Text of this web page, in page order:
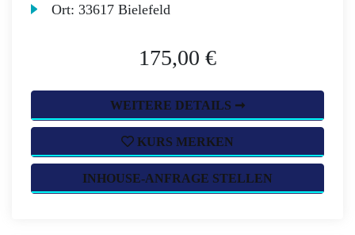
Ort:33617 Bielefeld
175,00 €
WEITERE DETAILS ➞
KURS MERKEN
INHOUSE-ANFRAGE STELLEN